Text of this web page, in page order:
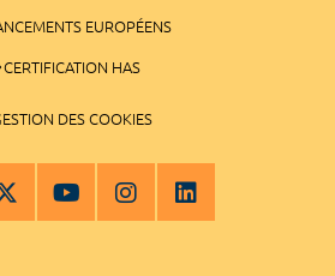
EUROPÉENS
CERTIFICATION HAS
DES COOKIES